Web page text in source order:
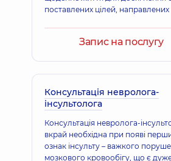
поставлених цілей, направлених
Запис на послугу
Консультація невролога-
інсультолога
Консультація невролога-
вкрай необхідна при появі
ознак інсульту – важкого
мозкового кровообігу, що є